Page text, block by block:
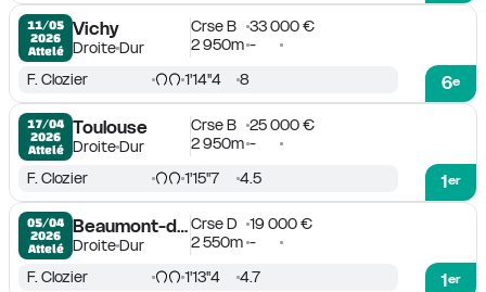
11/05
2026
Attelé
Vichy
DroiteDur
Crse B
33 000 €
2 950m -
6e
F. Clozier 1'14''4 8
17/04
2026
Attelé
Toulouse
DroiteDur
Crse B
25 000 €
2 950m -
1er
F. Clozier 1'15''7 4.5
05/04
2026
Attelé
Beaumont-de-Lomagne
DroiteDur
Crse D
19 000 €
2 550m -
1er
F. Clozier 1'13''4 4.7